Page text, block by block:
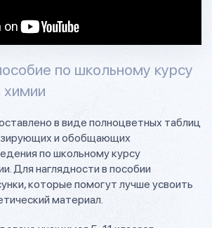
по школьному курсу
химии
в виде полноцветных таблиц
и обобщающих
по школьному курсу
Для наглядности в пособии
которые помогут лучше усвоить
материал.